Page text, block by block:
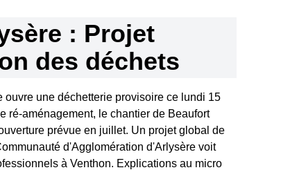
: Projet
des déchets
une déchetterie provisoire ce lundi 15
ré-aménagement, le chantier de Beaufort
prévue en juillet. Un projet global de
d'Agglomération d'Arlysère voit
à Venthon. Explications au micro